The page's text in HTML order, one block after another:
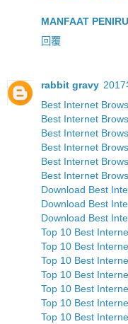
MANFAAT
回覆
rabbit gravy
Best Internet
Best Internet
Best Internet
Best Internet
Best Internet
Best Internet
Download Best
Download Best
Download Best
Top 10 Best
Top 10 Best
Top 10 Best
Top 10 Best
Top 10 Best
Top 10 Best
Top 10 Best